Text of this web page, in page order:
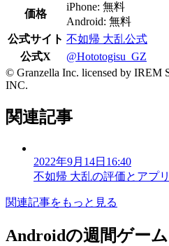
価格
iPhone: 無料
Android: 無料
公式サイト 不如帰 大乱公式
公式X
@Hototogisu_GZ
© Granzella Inc. licensed by
INC.
関連記事
2022年9月14日16:40
不如帰 大乱の評価とアプ
関連記事をもっと見る
Androidの週間ゲー